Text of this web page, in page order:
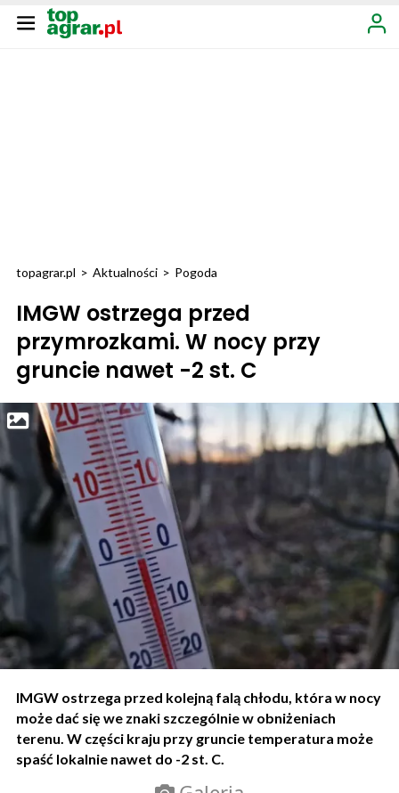
topagrar.pl > Aktualności > Pogoda
IMGW ostrzega przed
przymrozkami. W nocy przy
gruncie nawet -2 st. C
IMGW ostrzega przed kolejną falą chłodu, która w nocy
może dać się we znaki szczególnie w obniżeniach
terenu. W części kraju przy gruncie temperatura może
spaść lokalnie nawet do -2 st. C.